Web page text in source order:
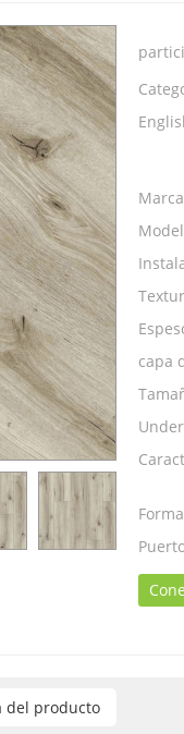
Marca
capa
del producto